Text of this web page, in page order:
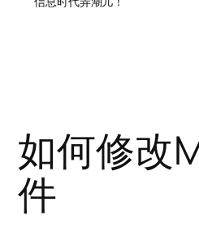
如何修改
件